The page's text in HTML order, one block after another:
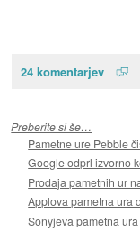
24 komentarjev
Preberite si še…
Pametne ure Pebble
Google odprl izvorno
Prodaja pametnih ur
Applova pametna ura
Sonyjeva pametna